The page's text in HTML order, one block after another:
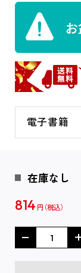
電子書籍
在庫なし
814 円